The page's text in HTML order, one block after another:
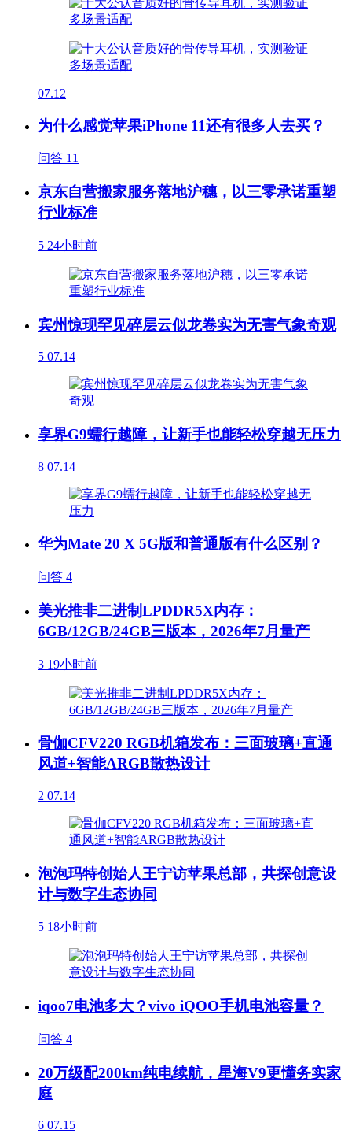
07.12
为什么感觉苹果iPhone 11还有很多人去买？
问答 11
京东自营搬家服务落地沪穗，以三零承诺重塑
行业标准
5 24小时前
宾州惊现罕见碎层云似龙卷实为无害气象奇观
5 07.14
享界G9蠕行越障，让新手也能轻松穿越无压力
8 07.14
华为Mate 20 X 5G版和普通版有什么区别？
问答 4
美光推非二进制LPDDR5X内存：
6GB/12GB/24GB三版本，2026年7月量产
3 19小时前
骨伽CFV220 RGB机箱发布：三面玻璃+直通
风道+智能ARGB散热设计
2 07.14
泡泡玛特创始人王宁访苹果总部，共探创意设
计与数字生态协同
5 18小时前
iqoo7电池多大？vivo iQOO手机电池容量？
问答 4
20万级配200km纯电续航，星海V9更懂务实家
庭
6 07.15